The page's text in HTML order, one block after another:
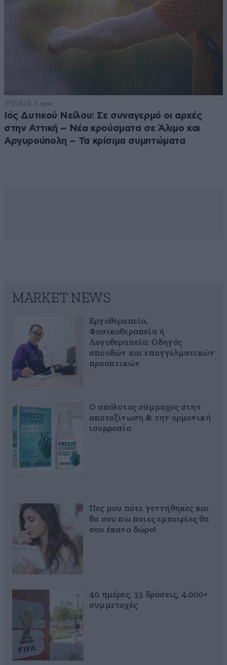
ΥΓΕΙΑ24 λ. πριν
Ιός Δυτικού Νείλου: Σε συναγερμό οι αρχές
στην Αττική – Νέα κρούσματα σε Άλιμο και
Αργυρούπολη – Τα κρίσιμα συμπτώματα
MARKET NEWS
Εργοθεραπεία,
Φυσικοθεραπεία ή
Λογοθεραπεία; Οδηγός
σπουδών και επαγγελματικών
προοπτικών
Ο απόλυτος σύμμαχος στην
αποτοξίνωση & την ορμονική
ισορροπία
Πες μου πότε γεννήθηκες και
θα σου πω ποιες εμπειρίες θα
σου έκανα δώρο!
40 ημέρες, 33 δράσεις, 4.000+
συμμετοχές